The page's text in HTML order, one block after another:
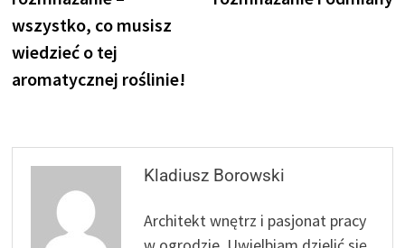
wszystko, co musisz
wiedzieć o tej
aromatycznej roślinie!
Kladiusz Borowski
Architekt wnętrz i pasjonat pracy